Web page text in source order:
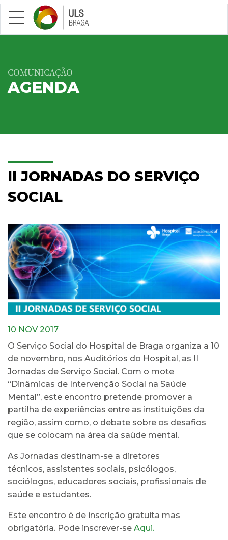
Saltar para conteúdo principal
COMUNICAÇÃO
AGENDA
II JORNADAS DO SERVIÇO
SOCIAL
10 NOV 2017
O Serviço Social do Hospital de Braga organiza a 10
de novembro, nos Auditórios do Hospital, as II
Jornadas de Serviço Social. Com o mote
“Dinâmicas de Intervenção Social na Saúde
Mental”, este encontro pretende promover a
partilha de experiências entre as instituições da
região, assim como, o debate sobre os desafios
que se colocam na área da saúde mental.
As Jornadas destinam-se a diretores
técnicos, assistentes sociais, psicólogos,
sociólogos, educadores sociais, profissionais de
saúde e estudantes.
Este encontro é de inscrição gratuita mas
obrigatória. Pode inscrever-se Aqui.